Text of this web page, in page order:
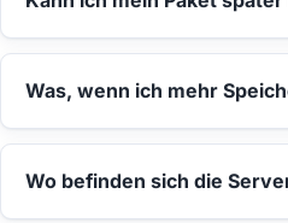
Was, wenn ich mehr
Wo befinden sich die